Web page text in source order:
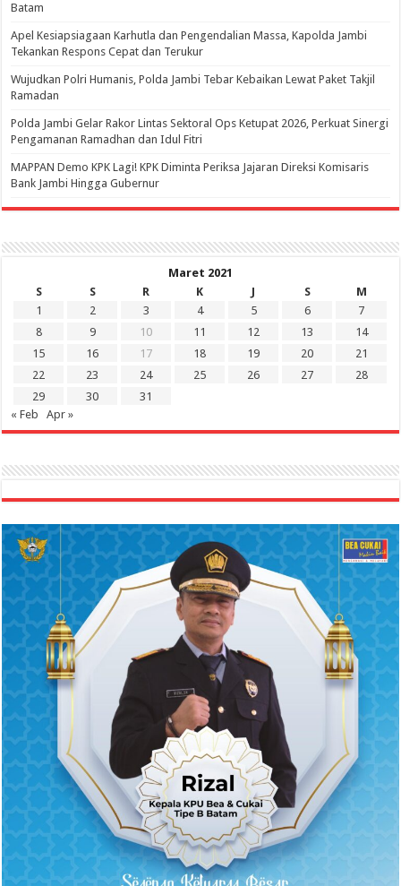
Batam
Apel Kesiapsiagaan Karhutla dan Pengendalian Massa, Kapolda Jambi
Tekankan Respons Cepat dan Terukur
Wujudkan Polri Humanis, Polda Jambi Tebar Kebaikan Lewat Paket Takjil
Ramadan
Polda Jambi Gelar Rakor Lintas Sektoral Ops Ketupat 2026, Perkuat Sinergi
Pengamanan Ramadhan dan Idul Fitri
‎MAPPAN Demo KPK Lagi! KPK Diminta Periksa Jajaran Direksi Komisaris
Bank Jambi Hingga Gubernur ‎
Maret 2021
S
S R K J S
M
1
2 3 4 5 6
7
8
9 10 11 12 13
14
15
16 17 18 19 20
21
22
23 24 25 26 27
28
29
30
31
« Feb
Apr »